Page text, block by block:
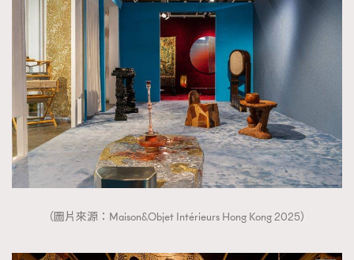
（圖片來源：Maison&Objet Intérieurs Hong Kong 2025）